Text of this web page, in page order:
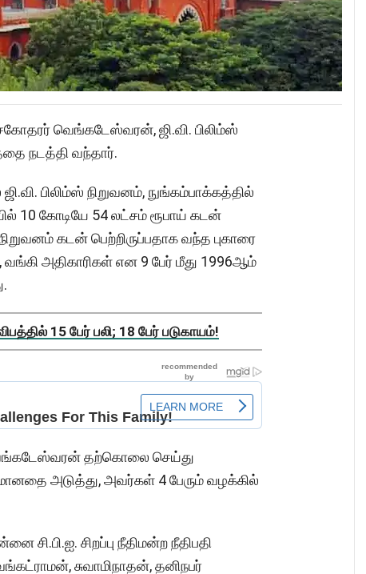
வெங்கடேஸ்வரன், ஜி.வி. பிலிம்ஸ்
நடத்தி வந்தார்.
பிலிம்ஸ் நிறுவனம், நுங்கம்பாக்கத்தில்
10 கோடியே 54 லட்சம் ரூபாய் கடன்
கடன் பெற்றிருப்பதாக வந்த புகாரை
அதிகாரிகள் என 9 பேர் மீது 1996ஆம்
15 பேர் பலி; 18 பேர் படுகாயம்!
தற்கொலை செய்து
அடுத்து, அவர்கள் 4 பேரும் வழக்கில்
சிறப்பு நீதிமன்ற நீதிபதி
சுவாமிநாதன், தனிநபர்